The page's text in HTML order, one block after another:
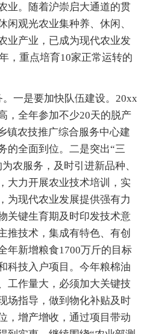
业。随着沪崇启大通道的贯
闲观光农业集种养、休闲、
业产业，已成为现代农业发
，重点培育10家正常运转的
一是要加快队伍建设。20xx
，全年参加不少20天的脱产
镇农技推广综合服务中心建
的全面到位。二是突出“三
农服务，及时引进新品种、
大力开展农业技术培训，实
为现代农业发展提供强有力
关键生育期及时印发技术意
推技术，集成有特色、有创
年新增粮食1700万斤的目标
科技入户项目。今年粮棉油
工作量大，必须加大关键技
场指导，做到物化补贴及时
，增产增收，通过项目带动